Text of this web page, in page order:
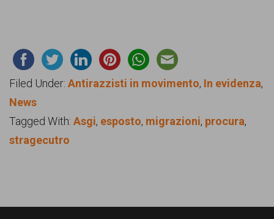
Filed Under: Antirazzisti in movimento, In evidenza,
News
Tagged With: Asgi, esposto, migrazioni, procura,
stragecutro